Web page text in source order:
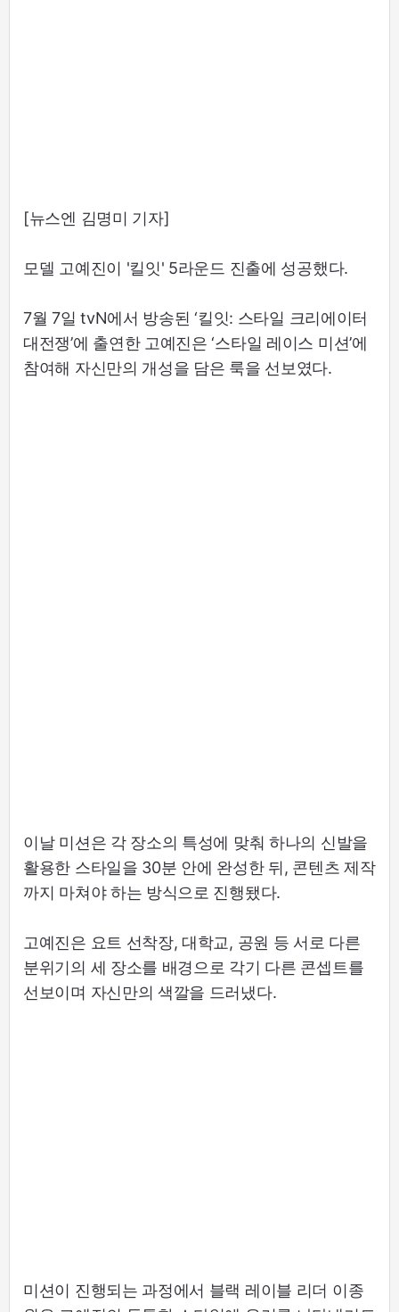
[뉴스엔 김명미 기자]
모델 고예진이 '킬잇' 5라운드 진출에 성공했다.
7월 7일 tvN에서 방송된 ‘킬잇: 스타일 크리에이터
대전쟁’에 출연한 고예진은 ‘스타일 레이스 미션’에
참여해 자신만의 개성을 담은 룩을 선보였다.
이날 미션은 각 장소의 특성에 맞춰 하나의 신발을
활용한 스타일을 30분 안에 완성한 뒤, 콘텐츠 제작
까지 마쳐야 하는 방식으로 진행됐다.
고예진은 요트 선착장, 대학교, 공원 등 서로 다른
분위기의 세 장소를 배경으로 각기 다른 콘셉트를
선보이며 자신만의 색깔을 드러냈다.
미션이 진행되는 과정에서 블랙 레이블 리더 이종